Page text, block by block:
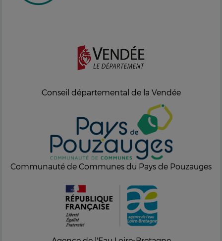
Conseil départemental de la Vendée
Communauté de Communes du Pays de Pouzauges